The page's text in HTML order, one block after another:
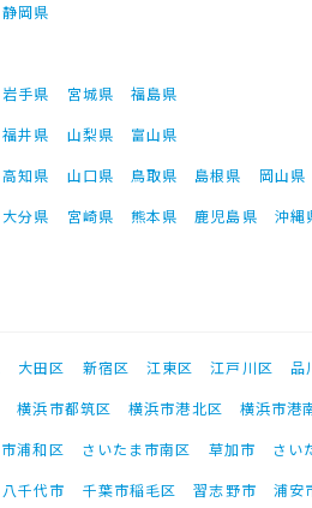
静岡県
岩手県 宮城県
福島県
福井県 山梨県
富山県
高知県 山口県 鳥取県 島根県 岡山県
大分県 宮崎県 熊本県 鹿児島県 沖縄
大田区 新宿区 江東区 江戸川区 品
横浜市都筑区 横浜市港北区 横浜市港
浦和区 さいたま市南区 草加市 さい
八千代市 千葉市稲毛区 習志野市 浦安